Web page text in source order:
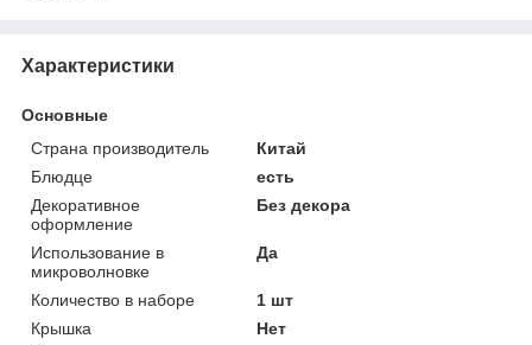
Характеристики
Основные
Страна производитель
Китай
Блюдце
есть
Декоративное
оформление
Без декора
Использование в
микроволновке
Да
Количество в наборе
1 шт
Крышка
Нет